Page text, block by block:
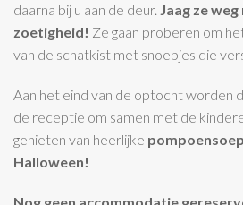
daarna bij u aan de deur. Jaag ze
zoetigheid! Ze gaan proberen om
van de schatkist met snoepjes die
Aan het eind van de optocht worden
de receptie om samen met de
genieten van heerlijke pompoensoep
Halloween!
Nog geen accommodatie